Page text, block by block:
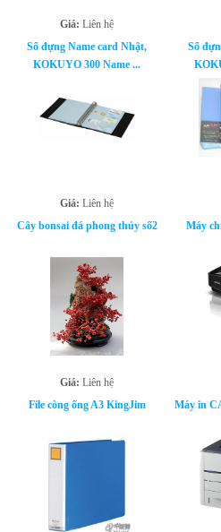
Giá: Liên hệ
Sổ đựng Name card Nhật,
KOKUYO 300 Name ...
Giá: Liên hệ
Sổ
Cây bonsai đá phong thủy số2
Giá: Liên hệ
Máy
File còng ống A3 KingJim Máy in